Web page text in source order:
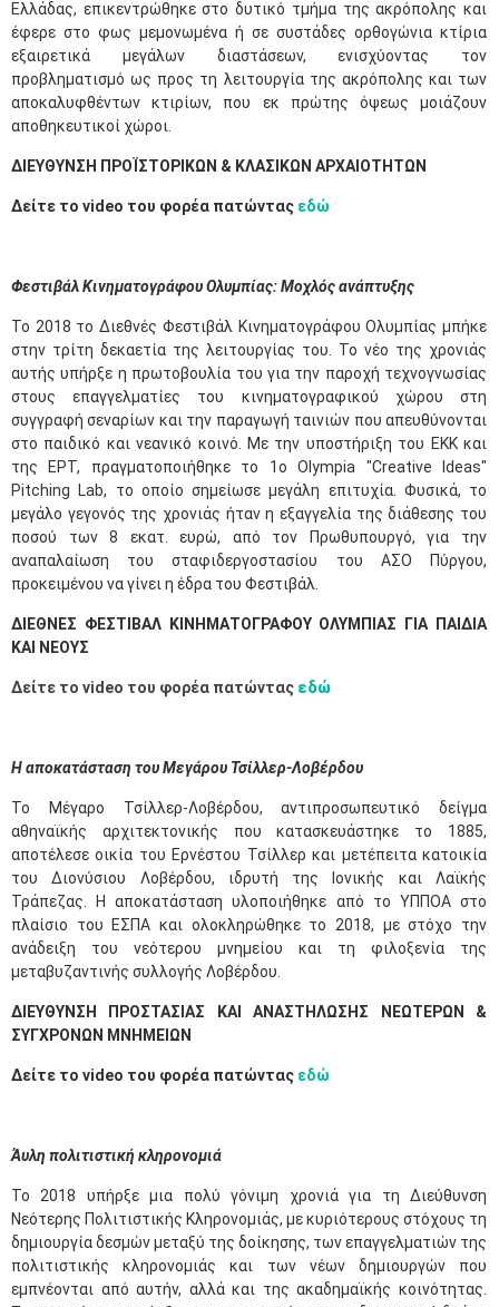
Ελλάδας, επικεντρώθηκε στο δυτικό τμήμα της ακρόπολης και
έφερε στο φως μεμονωμένα ή σε συστάδες ορθογώνια κτίρια
εξαιρετικά μεγάλων διαστάσεων, ενισχύοντας τον
προβληματισμό ως προς τη λειτουργία της ακρόπολης και των
αποκαλυφθέντων κτιρίων, που εκ πρώτης όψεως μοιάζουν
αποθηκευτικοί χώροι.
ΔΙΕΥΘΥΝΣΗ ΠΡΟΪΣΤΟΡΙΚΩΝ & ΚΛΑΣΙΚΩΝ ΑΡΧΑΙΟΤΗΤΩΝ
Δείτε το video του φορέα πατώντας εδώ
Φεστιβάλ Κινηματογράφου Ολυμπίας: Μοχλός ανάπτυξης
Το 2018 το Διεθνές Φεστιβάλ Κινηματογράφου Ολυμπίας μπήκε
στην τρίτη δεκαετία της λειτουργίας του. Το νέο της χρονιάς
αυτής υπήρξε η πρωτοβουλία του για την παροχή τεχνογνωσίας
στους επαγγελματίες του κινηματογραφικού χώρου στη
συγγραφή σεναρίων και την παραγωγή ταινιών που απευθύνονται
στο παιδικό και νεανικό κοινό. Με την υποστήριξη του ΕΚΚ και
της ΕΡΤ, πραγματοποιήθηκε το 1ο Olympia "Creative Ideas"
Pitching Lab, το οποίο σημείωσε μεγάλη επιτυχία. Φυσικά, το
μεγάλο γεγονός της χρονιάς ήταν η εξαγγελία της διάθεσης του
ποσού των 8 εκατ. ευρώ, από τον Πρωθυπουργό, για την
αναπαλαίωση του σταφιδεργοστασίου του ΑΣΟ Πύργου,
προκειμένου να γίνει η έδρα του Φεστιβάλ.
ΔΙΕΘΝΕΣ ΦΕΣΤΙΒΑΛ ΚΙΝΗΜΑΤΟΓΡΑΦΟΥ ΟΛΥΜΠΙΑΣ ΓΙΑ ΠΑΙΔΙΑ
ΚΑΙ ΝΕΟΥΣ
Δείτε το video του φορέα πατώντας εδώ
Η αποκατάσταση του Μεγάρου Τσίλλερ-Λοβέρδου
Το Μέγαρο Τσίλλερ-Λοβέρδου, αντιπροσωπευτικό δείγμα
αθηναϊκής αρχιτεκτονικής που κατασκευάστηκε το 1885,
αποτέλεσε οικία του Ερνέστου Τσίλλερ και μετέπειτα κατοικία
του Διονύσιου Λοβέρδου, ιδρυτή της Ιονικής και Λαϊκής
Τράπεζας. Η αποκατάσταση υλοποιήθηκε από το ΥΠΠΟΑ στο
πλαίσιο του ΕΣΠΑ και ολοκληρώθηκε το 2018, με στόχο την
ανάδειξη του νεότερου μνημείου και τη φιλοξενία της
μεταβυζαντινής συλλογής Λοβέρδου.
ΔΙΕΥΘΥΝΣΗ ΠΡΟΣΤΑΣΙΑΣ KAI ΑΝΑΣΤΗΛΩΣΗΣ ΝΕΩΤΕΡΩΝ &
ΣΥΓΧΡΟΝΩΝ ΜΝΗΜΕΙΩΝ
Δείτε το video του φορέα πατώντας εδώ
Άυλη πολιτιστική κληρονομιά
Το 2018 υπήρξε μια πολύ γόνιμη χρονιά για τη Διεύθυνση
Νεότερης Πολιτιστικής Κληρονομιάς, με κυριότερους στόχους τη
δημιουργία δεσμών μεταξύ της δοίκησης, των επαγγελματιών της
πολιτιστικής κληρονομιάς και των νέων δημιουργών που
εμπνέονται από αυτήν, αλλά και της ακαδημαϊκής κοινότητας.